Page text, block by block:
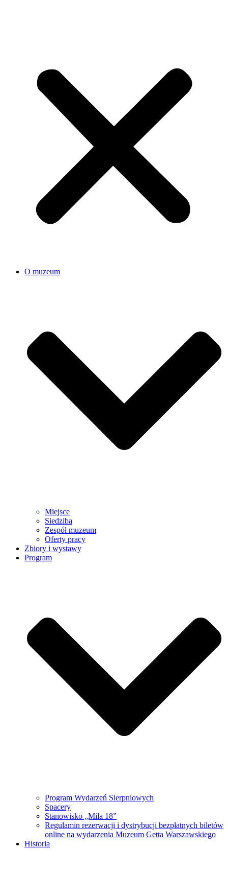
O muzeum
Miejsce
Siedziba
Zespół muzeum
Oferty pracy
Zbiory i wystawy
Program
Program Wydarzeń Sierpniowych
Spacery
Stanowisko „Miła 18”
Regulamin rezerwacji i dystrybucji bezpłatnych biletów
online na wydarzenia Muzeum Getta Warszawskiego
Historia